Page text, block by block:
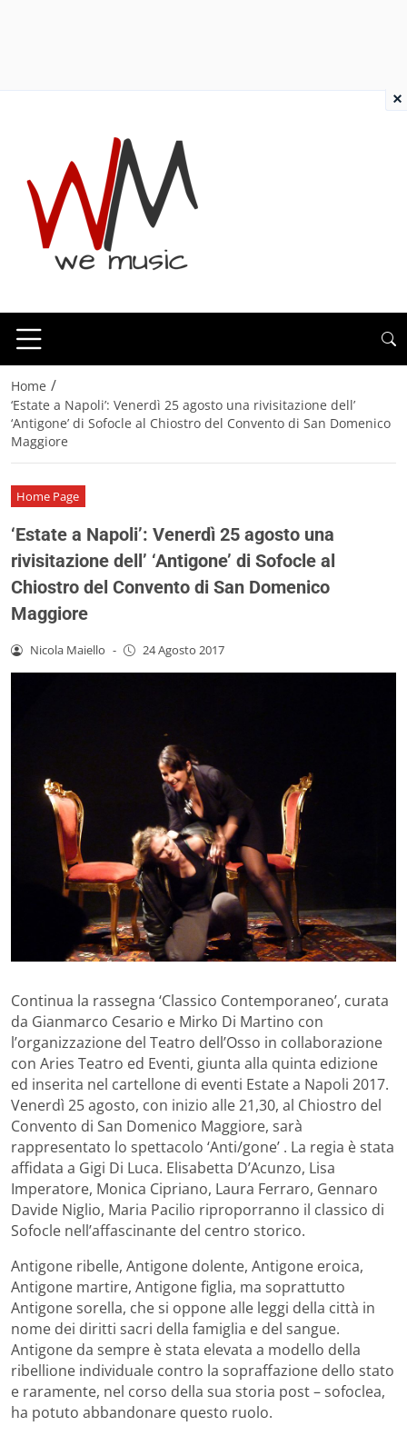
Home /
‘Estate a Napoli’: Venerdì 25 agosto una rivisitazione dell’
‘Antigone’ di Sofocle al Chiostro del Convento di San Domenico
Maggiore
Home Page
‘Estate a Napoli’: Venerdì 25 agosto una
rivisitazione dell’ ‘Antigone’ di Sofocle al
Chiostro del Convento di San Domenico
Maggiore
Nicola Maiello - 24 Agosto 2017
Continua la rassegna ‘Classico Contemporaneo’, curata
da Gianmarco Cesario e Mirko Di Martino con
l’organizzazione del Teatro dell’Osso in collaborazione
con Aries Teatro ed Eventi, giunta alla quinta edizione
ed inserita nel cartellone di eventi Estate a Napoli 2017.
Venerdì 25 agosto, con inizio alle 21,30, al Chiostro del
Convento di San Domenico Maggiore, sarà
rappresentato lo spettacolo ‘Anti/gone’ . La regia è stata
affidata a Gigi Di Luca. Elisabetta D’Acunzo, Lisa
Imperatore, Monica Cipriano, Laura Ferraro, Gennaro
Davide Niglio, Maria Pacilio riproporranno il classico di
Sofocle nell’affascinante del centro storico.
Antigone ribelle, Antigone dolente, Antigone eroica,
Antigone martire, Antigone figlia, ma soprattutto
Antigone sorella, che si oppone alle leggi della città in
nome dei diritti sacri della famiglia e del sangue.
Antigone da sempre è stata elevata a modello della
ribellione individuale contro la sopraffazione dello stato
e raramente, nel corso della sua storia post – sofoclea,
ha potuto abbandonare questo ruolo.
×